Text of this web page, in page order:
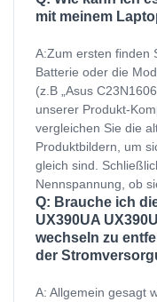
mit meinem
A:Zum ersten finden
Batterie oder die
(z.B „Asus
unserer Produkt-
vergleichen Sie die
Produktbildern, um
gleich sind.
Nennspannung, ob
Q: Brauche ich
UX390UA
wechseln zu
der
A: Allgemein gesagt